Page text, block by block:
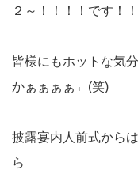
２～！！！！です！！
皆様にもホットな気
かぁぁぁぁ←(笑)
披露宴内人前式から
ら